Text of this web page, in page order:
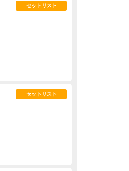
セットリスト
セットリスト